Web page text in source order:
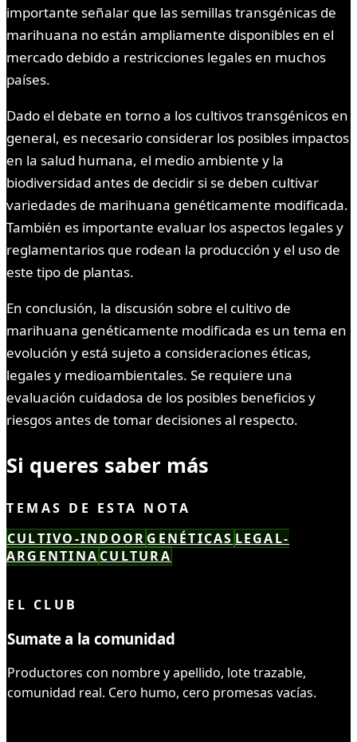
importante señalar que las semillas transgénicas de
marihuana no están ampliamente disponibles en el
mercado debido a restricciones legales en muchos
países.
Dado el debate en torno a los cultivos transgénicos en
general, es necesario considerar los posibles impactos
en la salud humana, el medio ambiente y la
biodiversidad antes de decidir si se deben cultivar
variedades de marihuana genéticamente modificada.
También es importante evaluar los aspectos legales y
reglamentarios que rodean la producción y el uso de
este tipo de plantas.
En conclusión, la discusión sobre el cultivo de
marihuana genéticamente modificada es un tema en
evolución y está sujeto a consideraciones éticas,
legales y medioambientales. Se requiere una
evaluación cuidadosa de los posibles beneficios y
riesgos antes de tomar decisiones al respecto.
Si queres saber más
TEMAS DE ESTA NOTA
CULTIVO-INDOOR GENÉTICAS LEGAL-
ARGENTINA CULTURA
EL CLUB
Sumate a la comunidad
Productores con nombre y apellido, lote trazable,
comunidad real. Cero humo, cero promesas vacías.